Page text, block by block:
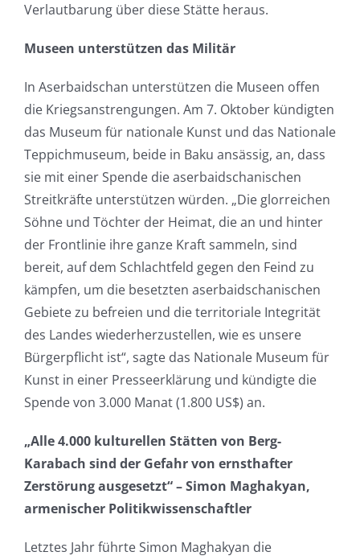
Verlautbarung über diese Stätte heraus.
Museen unterstützen das Militär
In Aserbaidschan unterstützen die Museen offen
die Kriegsanstrengungen. Am 7. Oktober kündigten
das Museum für nationale Kunst und das Nationale
Teppichmuseum, beide in Baku ansässig, an, dass
sie mit einer Spende die aserbaidschanischen
Streitkräfte unterstützen würden. „Die glorreichen
Söhne und Töchter der Heimat, die an und hinter
der Frontlinie ihre ganze Kraft sammeln, sind
bereit, auf dem Schlachtfeld gegen den Feind zu
kämpfen, um die besetzten aserbaidschanischen
Gebiete zu befreien und die territoriale Integrität
des Landes wiederherzustellen, wie es unsere
Bürgerpflicht ist“, sagte das Nationale Museum für
Kunst in einer Presseerklärung und kündigte die
Spende von 3.000 Manat (1.800 US$) an.
„Alle 4.000 kulturellen Stätten von Berg-
Karabach sind der Gefahr von ernsthafter
Zerstörung ausgesetzt“ – Simon Maghakyan,
armenischer Politikwissenschaftler
Letztes Jahr führte Simon Maghakyan die